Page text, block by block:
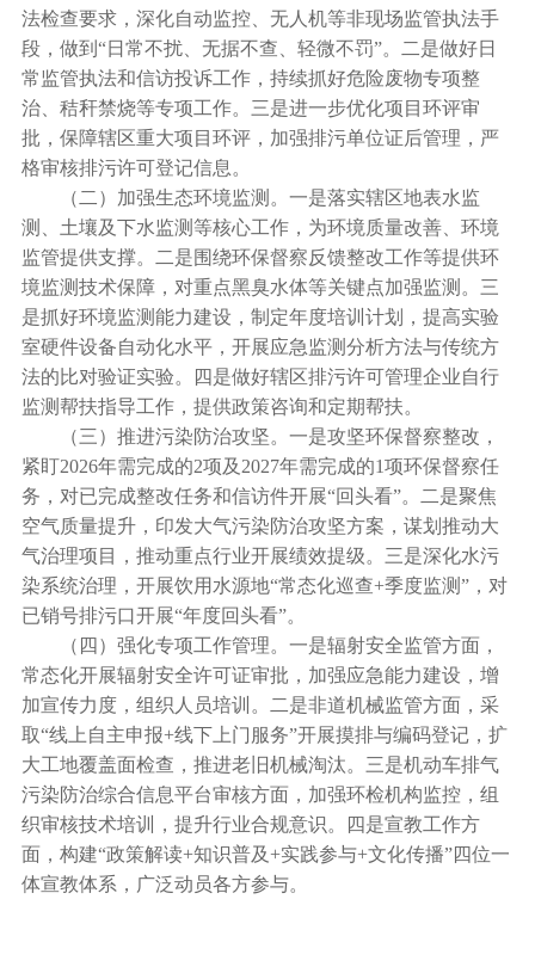
法检查要求，深化自动监控、无人机等非现场监管执法手
段，做到“日常不扰、无据不查、轻微不罚”。二是做好日
常监管执法和信访投诉工作，持续抓好危险废物专项整
治、秸秆禁烧等专项工作。三是进一步优化项目环评审
批，保障辖区重大项目环评，加强排污单位证后管理，严
格审核排污许可登记信息。
（二）加强生态环境监测。一是落实辖区地表水监
测、土壤及下水监测等核心工作，为环境质量改善、环境
监管提供支撑。二是围绕环保督察反馈整改工作等提供环
境监测技术保障，对重点黑臭水体等关键点加强监测。三
是抓好环境监测能力建设，制定年度培训计划，提高实验
室硬件设备自动化水平，开展应急监测分析方法与传统方
法的比对验证实验。四是做好辖区排污许可管理企业自行
监测帮扶指导工作，提供政策咨询和定期帮扶。
（三）推进污染防治攻坚。一是攻坚环保督察整改，
紧盯2026年需完成的2项及2027年需完成的1项环保督察任
务，对已完成整改任务和信访件开展“回头看”。二是聚焦
空气质量提升，印发大气污染防治攻坚方案，谋划推动大
气治理项目，推动重点行业开展绩效提级。三是深化水污
染系统治理，开展饮用水源地“常态化巡查+季度监测”，对
已销号排污口开展“年度回头看”。
（四）强化专项工作管理。一是辐射安全监管方面，
常态化开展辐射安全许可证审批，加强应急能力建设，增
加宣传力度，组织人员培训。二是非道机械监管方面，采
取“线上自主申报+线下上门服务”开展摸排与编码登记，扩
大工地覆盖面检查，推进老旧机械淘汰。三是机动车排气
污染防治综合信息平台审核方面，加强环检机构监控，组
织审核技术培训，提升行业合规意识。四是宣教工作方
面，构建“政策解读+知识普及+实践参与+文化传播”四位一
体宣教体系，广泛动员各方参与。